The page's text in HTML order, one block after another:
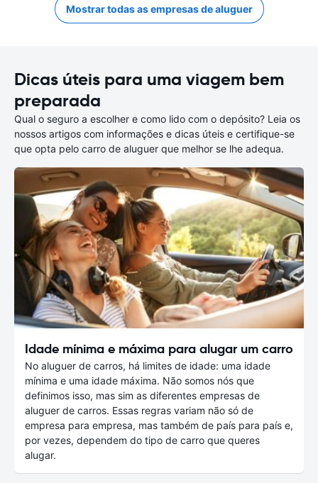
Mostrar todas as empresas de aluguer
Dicas úteis para uma viagem bem
preparada
Qual o seguro a escolher e como lido com o depósito? Leia os
nossos artigos com informações e dicas úteis e certifique-se
que opta pelo carro de aluguer que melhor se lhe adequa.
Idade mínima e máxima para alugar um carro
No aluguer de carros, há limites de idade: uma idade
mínima e uma idade máxima. Não somos nós que
definimos isso, mas sim as diferentes empresas de
aluguer de carros. Essas regras variam não só de
empresa para empresa, mas também de país para país e,
por vezes, dependem do tipo de carro que queres
alugar.